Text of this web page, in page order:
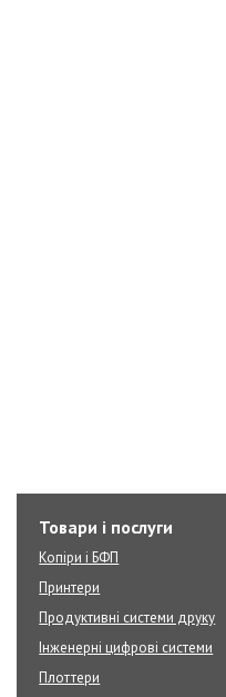
Товари і послуги
Копіри і БФП
Принтери
Продуктивні системи друку
Інженерні цифрові системи
Плоттери